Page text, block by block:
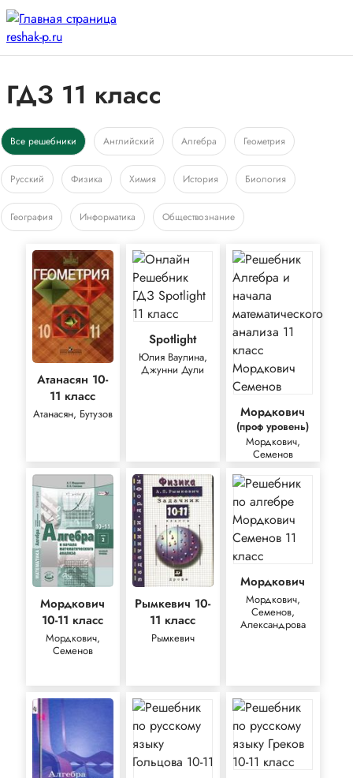
ГДЗ 11 класс
Все решебники Английский Алгебра Геометрия
Русский Физика Химия История Биология
География Информатика Обществознание
Атанасян 10-
11 класс
Атанасян, Бутузов
Spotlight
Юлия Ваулина,
Джунни Дули
Мордкович
(проф уровень)
Мордкович,
Семенов
Мордкович
10-11 класс
Мордкович,
Семенов
Рымкевич 10-
11 класс
Рымкевич
Мордкович
Мордкович,
Семенов,
Александрова